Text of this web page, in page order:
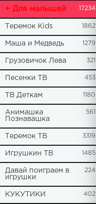
+ Для малышей 17234
Теремок Kids 1862
Маша и Медведь 1279
Грузовичок Лева 321
Песенки ТВ 453
ТВ Деткам 1180
Анимашка
Познавашка
561
Теремок ТВ 3319
Игрушкин ТВ 1485
Давай поиграем в
игрушки
224
КУКУТИКИ 402